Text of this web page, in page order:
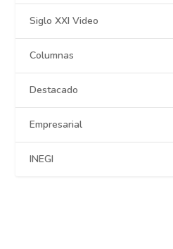
Siglo XXI Video
Columnas
Destacado
Empresarial
INEGI